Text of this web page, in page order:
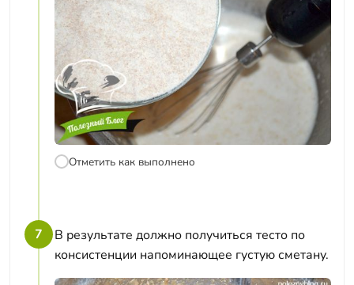
Отметить как выполнено
7
В результате должно получиться тесто по
консистенции напоминающее густую сметану.